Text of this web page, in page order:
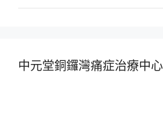
中元堂銅鑼灣痛症治療中心